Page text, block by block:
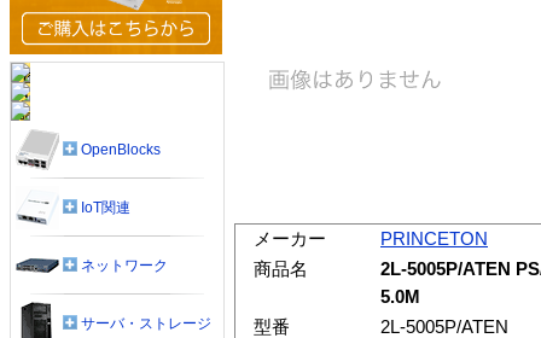
メーカー
PRINCETON
商品名
2L-5005P/ATEN
5.0M
型番
2L-5005P/ATEN
OpenBlocks
IoT関連
ネットワーク
サーバ・ストレージ